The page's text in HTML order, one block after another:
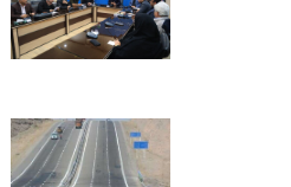
27 Esfand 1404 -